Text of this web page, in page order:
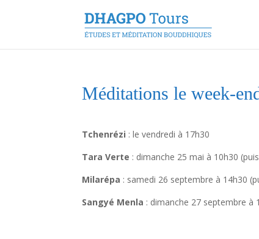
Méditations le week-
Tchenrézi : le vendredi à 17h30
Tara Verte : dimanche 25 mai à 10h30
Milarépa : samedi 26 septembre à 14h30
Sangyé Menla : dimanche 27 septembre à